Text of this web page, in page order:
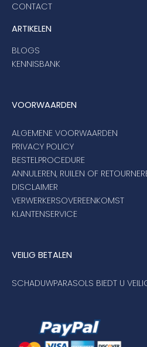
CONTACT
ARTIKELEN
BLOGS
KENNISBANK
VOORWAARDEN
ALGEMENE VOORWAARDEN
PRIVACY POLICY
BESTELPROCEDURE
ANNULEREN, RUILEN OF
DISCLAIMER
VERWERKERSOVEREENKOMST
KLANTENSERVICE
VEILIG BETALEN
SCHADUWPARASOLS BIEDT U